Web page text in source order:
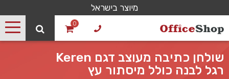
מיוצר בישראל
0
שולחן כתיבה מעוצב דגם Keren
רגל לבנה כולל מיסתור עץ